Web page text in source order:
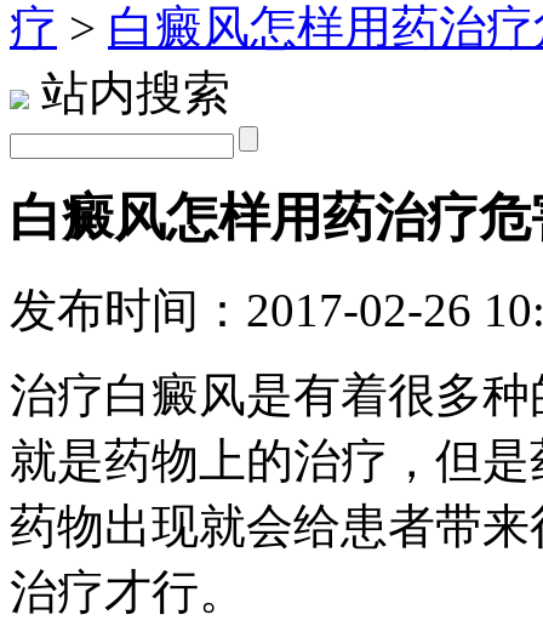
疗 > 白癜风怎样用药治
站内搜索
白癜风怎样用药治疗
发布时间：2017-02-26
治疗白癜风是有着很多
就是药物上的治疗，但
药物出现就会给患者带
治疗才行。